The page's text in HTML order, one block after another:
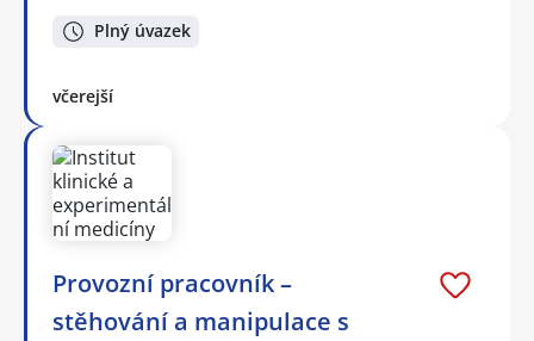
Plný úvazek
včerejší
Provozní pracovník –
stěhování a manipulace s